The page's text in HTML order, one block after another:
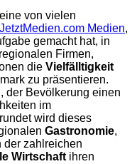
von vielen
JetztMedien.com Medien,
gemacht hat, in
Firmen,
die Vielfälltigkeit
zu präsentieren.
der Bevölkerung einen
im
wird dieses
Gastronomie,
der zahlreichen
Wirtschaft ihren